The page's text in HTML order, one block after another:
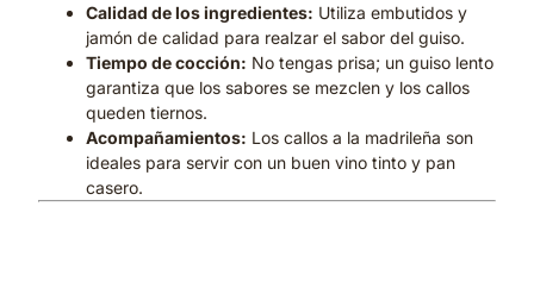
Calidad de los ingredientes: Utiliza embutidos y
jamón de calidad para realzar el sabor del guiso.
Tiempo de cocción: No tengas prisa; un guiso lento
garantiza que los sabores se mezclen y los callos
queden tiernos.
Acompañamientos: Los callos a la madrileña son
ideales para servir con un buen vino tinto y pan
casero.